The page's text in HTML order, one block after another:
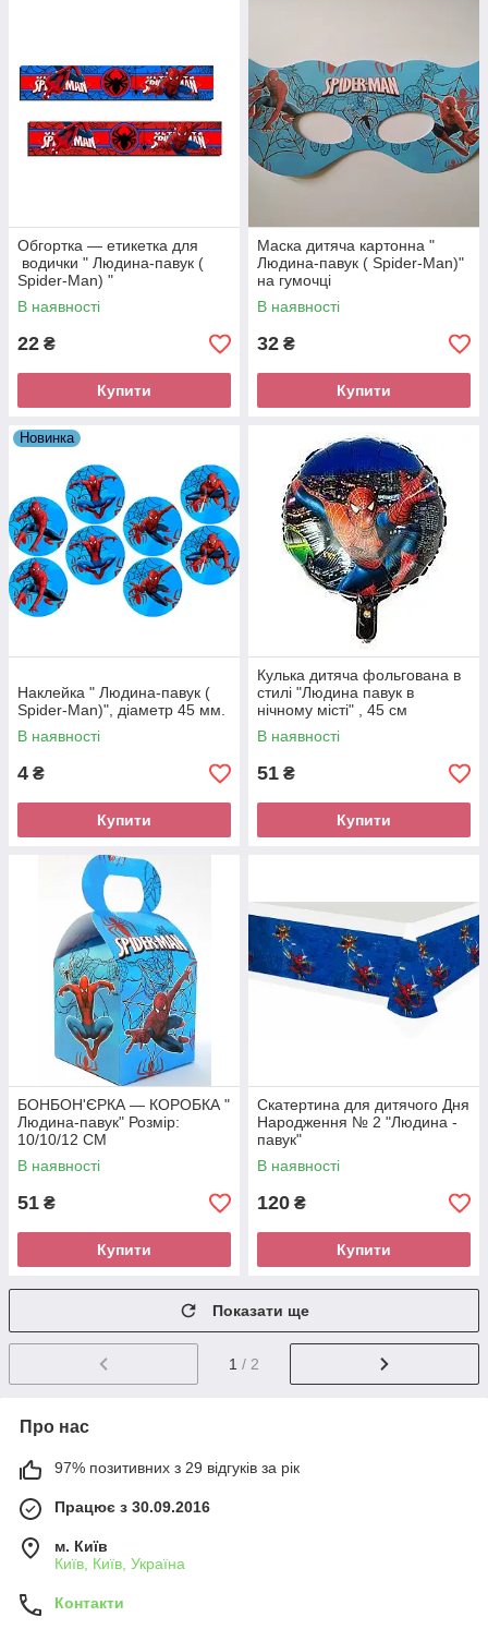
Обгортка — етикетка для
водички " Людина-павук (
Spider-Man) "
В наявності
22 ₴
Купити
Маска дитяча картонна "
Людина-павук ( Spider-Man)"
на гумочці
В наявності
32 ₴
Купити
Новинка
Наклейка " Людина-павук (
Spider-Man)", діаметр 45 мм.
В наявності
4 ₴
Купити
Кулька дитяча фольгована в
стилі "Людина павук в
нічному місті" , 45 см
В наявності
51 ₴
Купити
БОНБОН'ЄРКА — КОРОБКА "
Людина-павук" Розмір:
10/10/12 СМ
В наявності
51 ₴
Купити
Скатертина для дитячого Дня
Народження № 2 "Людина -
павук"
В наявності
120 ₴
Купити
Показати ще
1 / 2
Про нас
97% позитивних з 29 відгуків за рік
Працює з 30.09.2016
м. Київ
Київ, Київ, Україна
Контакти